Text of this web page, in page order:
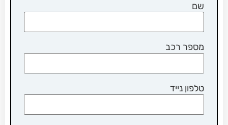
שם
מספר רכב
טלפון נייד